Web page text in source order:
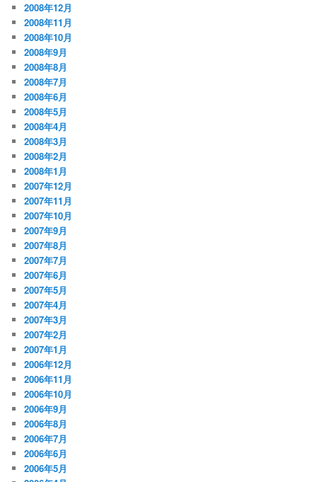
2008年12月
2008年11月
2008年10月
2008年9月
2008年8月
2008年7月
2008年6月
2008年5月
2008年4月
2008年3月
2008年2月
2008年1月
2007年12月
2007年11月
2007年10月
2007年9月
2007年8月
2007年7月
2007年6月
2007年5月
2007年4月
2007年3月
2007年2月
2007年1月
2006年12月
2006年11月
2006年10月
2006年9月
2006年8月
2006年7月
2006年6月
2006年5月